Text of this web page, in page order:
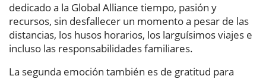
dedicado a la Global Alliance tiempo, pasión y
recursos, sin desfallecer un momento a pesar de las
distancias, los husos horarios, los larguísimos viajes e
incluso las responsabilidades familiares.
La segunda emoción también es de gratitud para